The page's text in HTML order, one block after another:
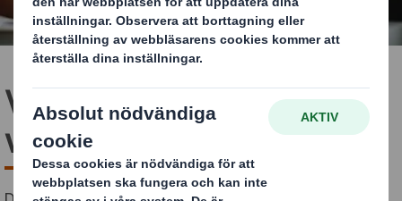
Var med oss och förändra
världen